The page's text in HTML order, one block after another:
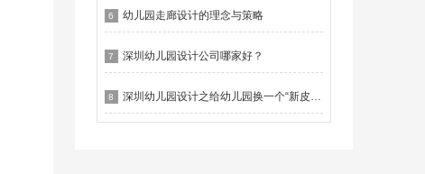
6 幼儿园走廊设计的理念与策略
7 深圳幼儿园设计公司哪家好？
8 深圳幼儿园设计之给幼儿园换一个“新皮肤”